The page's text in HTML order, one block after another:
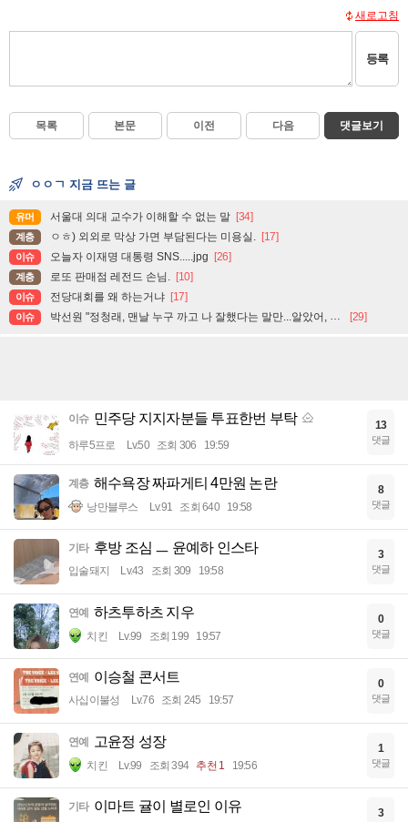
새로고침
등록
목록 본문 이전 다음 댓글보기
ㅇㅇㄱ 지금 뜨는 글
유머 서울대 의대 교수가 이해할 수 없는 말 [34]
계층 ㅇㅎ) 외외로 막상 가면 부담된다는 미용실. [17]
이슈 오늘자 이재명 대통령 SNS.....jpg [26]
계층 로또 판매점 레전드 손님. [10]
이슈 전당대회를 왜 하는거냐 [17]
이슈 박선원 "정청래, 맨날 누구 까고 나 잘했다는 말만...알았어, 잘했어, 그러니까 이제 그만, 끝" [29]
이슈 민주당 지지자분들 투표한번 부탁
하루5프로 Lv.50 조회 306 19:59
13
댓글
계층 해수욕장 짜파게티 4만원 논란
낭만블루스 Lv.91 조회 640 19:58
8
댓글
기타 후방 조심 ㅡ 윤예하 인스타
입술돼지 Lv.43 조회 309 19:58
3
댓글
연예 하츠투하츠 지우
치킨 Lv.99 조회 199 19:57
0
댓글
연예 이승철 콘서트
사십이불성 Lv.76 조회 245 19:57
0
댓글
연예 고윤정 성장
치킨 Lv.99 조회 394 추천 1 19:56
1
댓글
기타 이마트 귤이 별로인 이유 3